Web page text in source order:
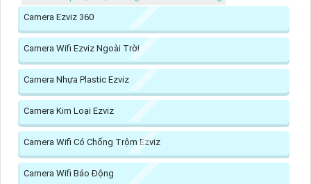
Camera Ezviz 360
Camera Wifi Ezviz Ngoài Trời
Camera Nhựa Plastic Ezviz
Camera Kim Loại Ezviz
Camera Wifi Có Chống Trộm Ezviz
Camera Wifi Báo Động